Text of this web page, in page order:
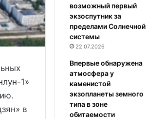
1»
в
возможный первый
экзоспутник за
пределами Солнечной
системы
22.07.2026
Впервые обнаружена
атмосфера у
каменистой
экзопланеты земного
типа в зоне
обитаемости